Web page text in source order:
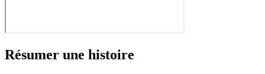
Résumer une histoire